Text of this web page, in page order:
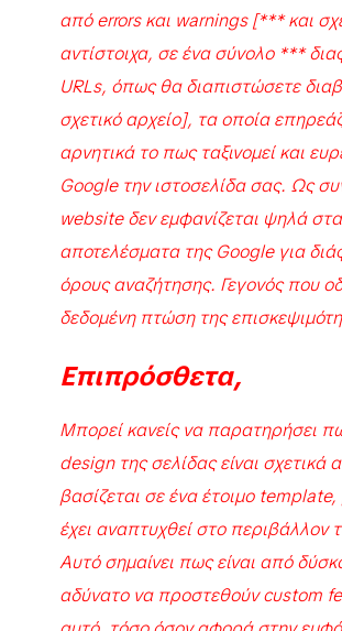
από errors και warnings [*** και
αντίστοιχα, σε ένα σύνολο ***
URLs, όπως θα διαπιστώσετε
σχετικό αρχείο], τα οποία
αρνητικά το πως ταξινομεί και
Google την ιστοσελίδα σας. Ως
website δεν εμφανίζεται ψηλά στα
αποτελέσματα της Google για
όρους αναζήτησης. Γεγονός που
δεδομένη πτώση της
Επιπρόσθετα,
Μπορεί κανείς να παρατηρήσει
design της σελίδας είναι σχετικά
βασίζεται σε ένα έτοιμο template,
έχει αναπτυχθεί στο περιβάλλον
Αυτό σημαίνει πως είναι από
αδύνατο να προστεθούν custom